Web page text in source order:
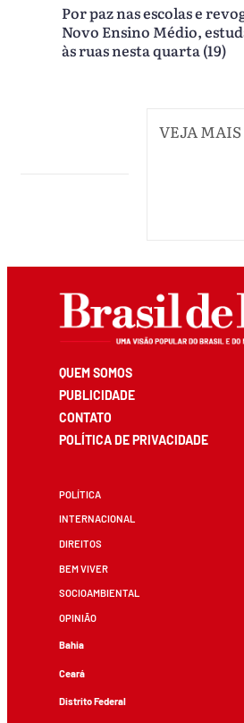
Por paz nas escolas e
Novo Ensino Médio,
às ruas nesta quarta (19)
VEJA MAIS
QUEM SOMOS
PUBLICIDADE
CONTATO
POLÍTICA DE PRIVACIDADE
POLÍTICA
INTERNACIONAL
DIREITOS
BEM VIVER
SOCIOAMBIENTAL
OPINIÃO
Bahia
Ceará
Distrito Federal